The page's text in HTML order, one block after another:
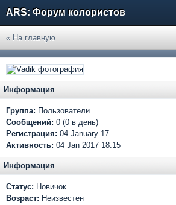
ARS: Форум колористов
« На главную
Информация
Группа: Пользователи
Сообщений: 0 (0 в день)
Регистрация: 04 January 17
Активность: 04 Jan 2017 18:15
Информация
Статус: Новичок
Возраст: Неизвестен